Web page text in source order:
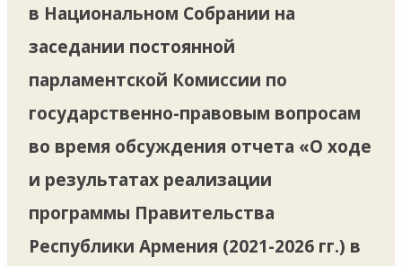
в Национальном Собрании на
заседании постоянной
парламентской Комиссии по
государственно-правовым вопросам
во время обсуждения отчета «О ходе
и результатах реализации
программы Правительства
Республики Армения (2021-2026 гг.) в